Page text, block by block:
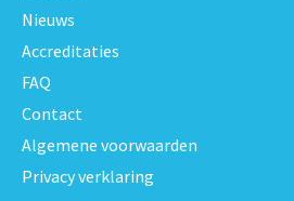
Nieuws
Accreditaties
FAQ
Contact
Algemene voorwaarden
Privacy verklaring